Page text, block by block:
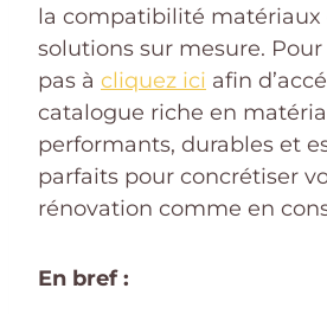
la compatibilité matériaux
solutions sur mesure. Pour
pas à cliquez ici afin
catalogue riche en
performants, durables et
parfaits pour concrétiser
rénovation comme en
En bref :